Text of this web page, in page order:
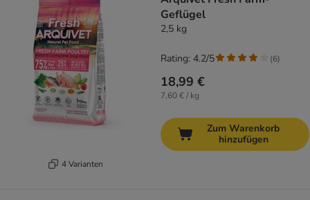
4 Varianten
Geflügel
2,5 kg
18,99 €
7,60 € / kg
Rating: 4.2/5 (6)
Zum Warenkorb
hinzufügen